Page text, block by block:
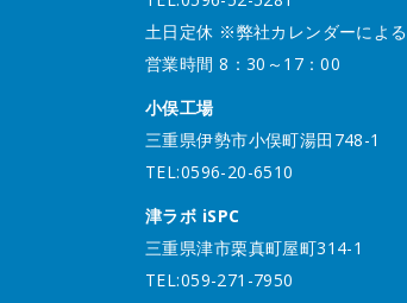
土日定休 ※弊社カレンダーによる
営業時間 8：30～17：00
小俣工場
三重県伊勢市小俣町湯田748-1
TEL:0596-20-6510
津ラボ iSPC
三重県津市栗真町屋町314-1
TEL:059-271-7950